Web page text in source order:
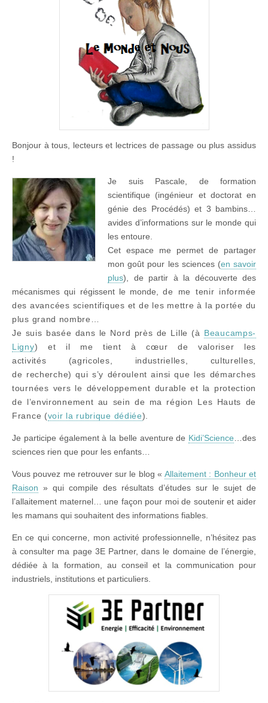
Bonjour à tous, lecteurs et lectrices de passage ou plus assidus
!
Je suis Pascale, de formation
scientifique (ingénieur et doctorat en
génie des Procédés) et 3 bambins…
avides d’informations sur le monde qui
les entoure.
Cet espace me permet de partager
mon goût pour les sciences (en savoir
plus), de partir à la découverte des
mécanismes qui régissent le monde,de me tenir informée
des avancées scientifiques et de les mettre à la portée du
plus grand nombre…
Je suis basée dans le Nord près de Lille (à Beaucamps-
Ligny) et il me tient à cœur de valoriser les
activités (agricoles, industrielles, culturelles,
de recherche) qui s’y déroulent ainsi que les démarches
tournées vers le développement durable et la protection
de l’environnement au sein de ma région Les Hauts de
France (voir la rubrique dédiée).
Je participe également à la belle aventure de Kidi’Science …des
sciences rien que pour les enfants…
Vous pouvez me retrouver sur le blog «Allaitement : Bonheur et
Raison » qui compile des résultats d’études sur le sujet de
l’allaitement maternel… une façon pour moi de soutenir et aider
les mamans qui souhaitent des informations fiables.
En ce qui concerne, mon activité professionnelle, n’hésitez pas
à consulter ma page 3E Partner, dans le domaine de l’énergie,
dédiée à la formation, au conseil et la communication pour
industriels, institutions et particuliers.